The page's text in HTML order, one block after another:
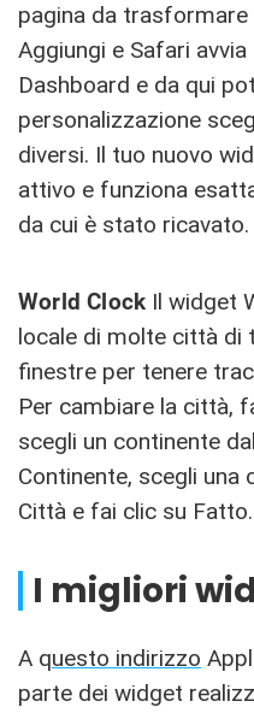
pagina da trasformare
Aggiungi e Safari
Dashboard e da qui
personalizzazione
diversi. Il tuo nuovo
attivo e funziona
da cui è stato ricavato.
World Clock Il widget
locale di molte città di
finestre per tenere
Per cambiare la città,
scegli un continente
Continente, scegli
Città e fai clic su Fatto.
I migliori
A questo indirizzo
parte dei widget